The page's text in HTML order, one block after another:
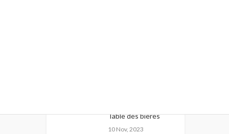
Table des bières
10 Nov, 2023